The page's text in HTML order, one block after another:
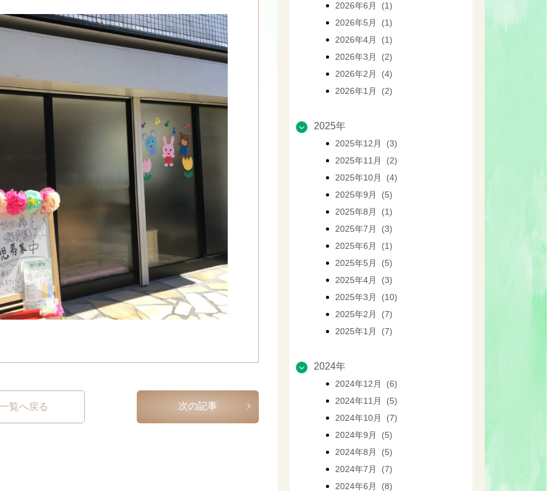
一覧へ戻る 次の記事
2026年6月 (1)
2026年5月 (1)
2026年4月 (1)
2026年3月 (2)
2026年2月 (4)
2026年1月 (2)
2025年
2025年12月 (3)
2025年11月 (2)
2025年10月 (4)
2025年9月 (5)
2025年8月 (1)
2025年7月 (3)
2025年6月 (1)
2025年5月 (5)
2025年4月 (3)
2025年3月 (10)
2025年2月 (7)
2025年1月 (7)
2024年
2024年12月 (6)
2024年11月 (5)
2024年10月 (7)
2024年9月 (5)
2024年8月 (5)
2024年7月 (7)
2024年6月 (8)